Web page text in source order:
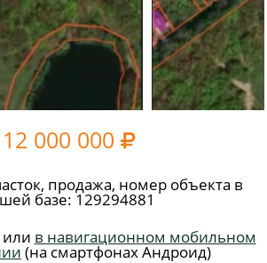
12 000 000 
продажа, номер объекта в
базе: 129294881
или в навигационном мобильном
(на смартфонах Андроид)